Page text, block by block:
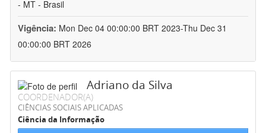
- MT - Brasil
Vigência: Mon Dec 04 00:00:00 BRT 2023-Thu Dec 31
00:00:00 BRT 2026
Adriano da Silva
COORDENADOR(A)
CIÊNCIAS SOCIAIS APLICADAS
Ciência da Informação